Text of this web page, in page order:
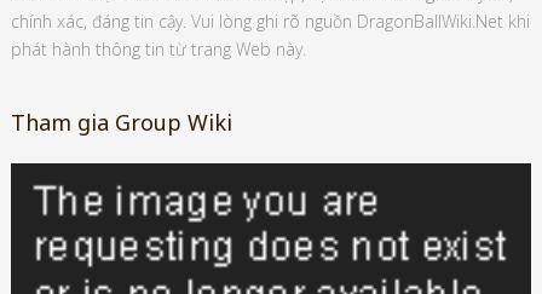
chính xác, đáng tin cậy. Vui lòng ghi rõ nguồn DragonBallWiki.Net khi
phát hành thông tin từ trang Web này.
Tham gia Group Wiki